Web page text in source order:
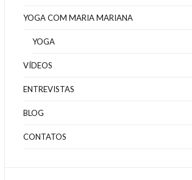
YOGA COM MARIA MARIANA
YOGA
VÍDEOS
ENTREVISTAS
BLOG
CONTATOS